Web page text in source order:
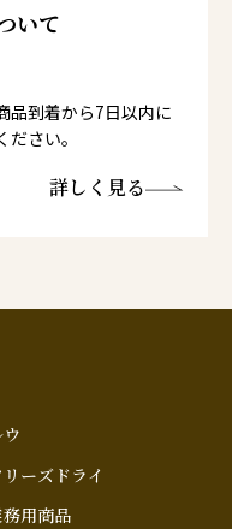
いて
品到着から7日以内に
さい。
詳しく見る
リーズドライ
用商品